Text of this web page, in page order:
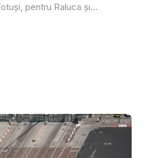
pentru Raluca și...